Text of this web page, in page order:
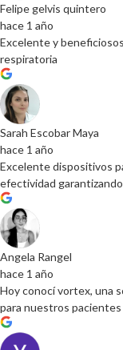
Felipe gelvis quintero
hace 1 año
Excelente y
respiratoria
Sarah Escobar Maya
hace 1 año
Excelente dispositivos
efectividad
Angela Rangel
hace 1 año
Hoy conocí vortex, una
para nuestros pacientes